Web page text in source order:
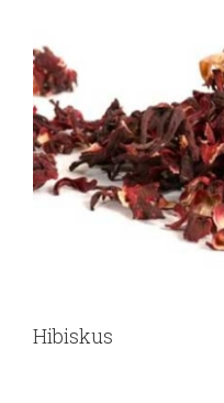
Hibiskus